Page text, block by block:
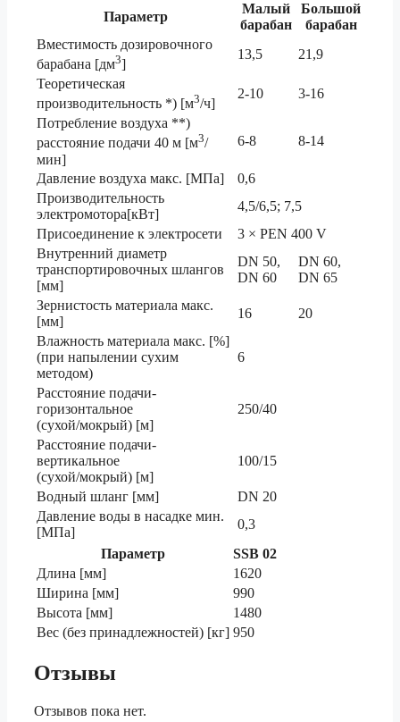
Параметр
Малый
барабан
Большой
барабан
Вместимость дозировочного
барабана [дм3]
13,5
21,9
Теоретическая
производительность *) [м3/ч]
2-10
3-16
Потребление воздуха **)
расстояние подачи 40 м [м3/
мин]
6-8 8-14
Давление воздуха макс. [МПа]
0,6
Производительность
электромотора[кВт]
4,5/6,5; 7,5
Присоединение к электросети
3 × PEN 400 V
Внутренний диаметр
транспортировочных шлангов
[мм]
DN 50,
DN 60
DN 60,
DN 65
Зернистость материала макс.
[мм]
16
20
Влажность материала макс. [%]
(при напылении сухим
методом)
6
Расстояние подачи-
горизонтальное
(сухой/мокрый) [м]
250/40
Расстояние подачи-
вертикальное
(сухой/мокрый) [м]
100/15
Водный шланг [мм]
DN 20
Давление воды в насадке мин.
[МПа]
0,3
Параметр
SSB 02
Длина [мм]
1620
Ширина [мм]
990
Высота [мм]
1480
Вес (без принадлежностей) [кг] 950
Отзывы
Отзывов пока нет.